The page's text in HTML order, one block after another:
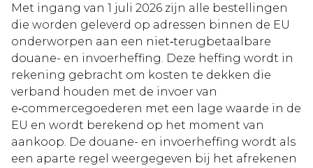
Met ingang van 1 juli 2026 zijn alle bestellingen
die worden geleverd op adressen binnen de EU
onderworpen aan een niet‑terugbetaalbare
douane- en invoerheffing. Deze heffing wordt in
rekening gebracht om kosten te dekken die
verband houden met de invoer van
e‑commercegoederen met een lage waarde in de
EU en wordt berekend op het moment van
aankoop. De douane- en invoerheffing wordt als
een aparte regel weergegeven bij het afrekenen